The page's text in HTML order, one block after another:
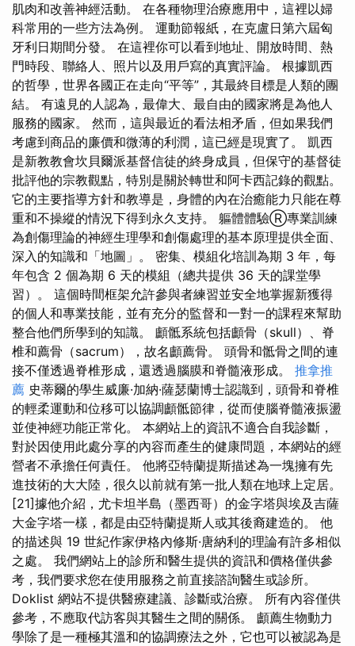
肌肉和改善神經活動。 在各種物理治療應用中，這裡以婦
科常用的一些方法為例。 運動節報紙，在克盧日第六屆匈
牙利日期間分發。 在這裡你可以看到地址、開放時間、熱
門時段、聯絡人、照片以及用戶寫的真實評論。 根據凱西
的哲學，世界各國正在走向“平等”，其最終目標是人類的團
結。 有遠見的人認為，最偉大、最自由的國家將是為他人
服務的國家。 然而，這與最近的看法相矛盾，但如果我們
考慮到商品的廉價和微薄的利潤，這已經是現實了。 凱西
是新教教會坎貝爾派基督信徒的終身成員，但保守的基督徒
批評他的宗教觀點，特別是關於轉世和阿卡西記錄的觀點。
它的主要指導方針和教導是，身體的內在治癒能力只能在尊
重和不操縱的情況下得到永久支持。 軀體體驗Ⓡ專業訓練
為創傷理論的神經生理學和創傷處理的基本原理提供全面、
深入的知識和「地圖」。 密集、模組化培訓為期 3 年，每
年包含 2 個為期 6 天的模組（總共提供 36 天的課堂學
習）。 這個時間框架允許參與者練習並安全地掌握新獲得
的個人和專業技能，並有充分的監督和一對一的課程來幫助
整合他們所學到的知識。 顱骶系統包括顱骨（skull）、脊
椎和薦骨（sacrum），故名顱薦骨。 頭骨和骶骨之間的連
接不僅透過脊椎形成，還透過腦膜和脊髓液形成。 推拿推
薦 史蒂爾的學生威廉·加納·薩瑟蘭博士認識到，頭骨和脊椎
的輕柔運動和位移可以協調顱骶節律，從而使腦脊髓液振盪
並使神經功能正常化。 本網站上的資訊不適合自我診斷，
對於因使用此處分享的內容而產生的健康問題，本網站的經
營者不承擔任何責任。 他將亞特蘭提斯描述為一塊擁有先
進技術的大大陸，很久以前就有第一批人類在地球上定居。
[21]據他介紹，尤卡坦半島（墨西哥）的金字塔與埃及吉薩
大金字塔一樣，都是由亞特蘭提斯人或其後裔建造的。 他
的描述與 19 世紀作家伊格內修斯·唐納利的理論有許多相似
之處。 我們網站上的診所和醫生提供的資訊和價格僅供參
考，我們要求您在使用服務之前直接諮詢醫生或診所。
Doklist 網站不提供醫療建議、診斷或治療。 所有內容僅供
參考，不應取代訪客與其醫生之間的關係。 顱薦生物動力
學除了是一種極其溫和的協調療法之外，它也可以被認為是